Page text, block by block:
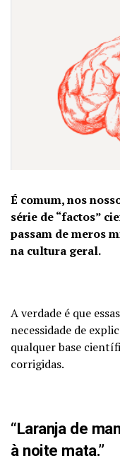
É comum, nos
série de “factos”
passam de meros
na cultura geral.
A verdade é que
necessidade de
qualquer base
corrigidas.
“Laranja de
à noite mata.”